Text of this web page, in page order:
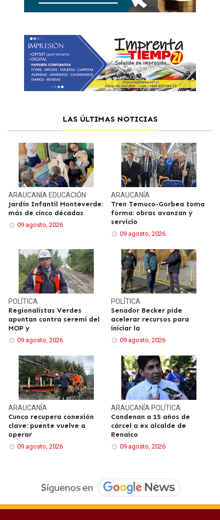
LAS ÚLTIMAS NOTICIAS
ARAUCANÍA EDUCACIÓN
Jardín Infantil Monteverde:
más de cinco décadas
09 agosto, 2026
ARAUCANÍA
Tren Temuco-Gorbea toma
forma: obras avanzan y
servicio
09 agosto, 2026
POLÍTICA
Regionalistas Verdes
apuntan contra seremi del
MOP y
09 agosto, 2026
POLÍTICA
Senador Becker pide
acelerar recursos para
iniciar la
09 agosto, 2026
ARAUCANÍA
Cunco recupera conexión
clave: puente vuelve a
operar
09 agosto, 2026
ARAUCANÍA POLÍTICA
Condenan a 15 años de
cárcel a ex alcalde de
Renaico
09 agosto, 2026